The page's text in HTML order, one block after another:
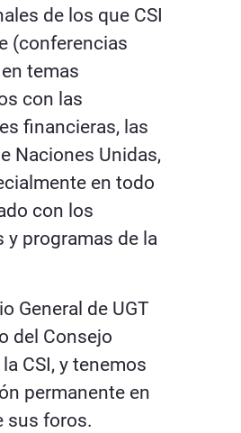
de los que CSI
(conferencias
temas
con las
financieras, las
Naciones Unidas,
en todo
con los
y programas de la
General de UGT
del Consejo
CSI, y tenemos
permanente en
sus foros.